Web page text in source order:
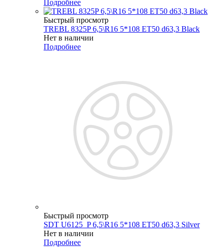
Подробнее
Быстрый просмотр
TREBL 8325P 6,5\R16 5*108 ET50 d63,3 Black
Нет в наличии
Подробнее
Быстрый просмотр
SDT U6125_P 6,5\R16 5*108 ET50 d63,3 Silver
Нет в наличии
Подробнее